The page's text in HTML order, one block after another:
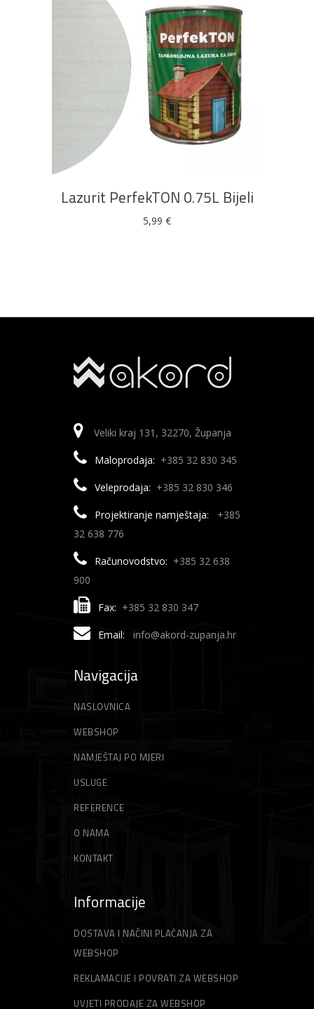
DODAJ U KOŠARICU
Lazurit PerfekTON 0.75L Bijeli
5,99 €
Veliki kraj 131, 32270, Županja
Maloprodaja: +385 32 830 345
Veleprodaja: +385 32 830 346
Projektiranje namještaja:
+385
32 638 776
Računovodstvo: +385 32 638
900
Fax: +385 32 830 347
Email: info@akord-zupanja.hr
Navigacija
NASLOVNICA
WEBSHOP
NAMJEŠTAJ PO MJERI
USLUGE
REFERENCE
O NAMA
KONTAKT
Informacije
DOSTAVA I NAČINI PLAĆANJA ZA
WEBSHOP
REKLAMACIJE I POVRATI ZA WEBSHOP
UVJETI PRODAJE ZA WEBSHOP